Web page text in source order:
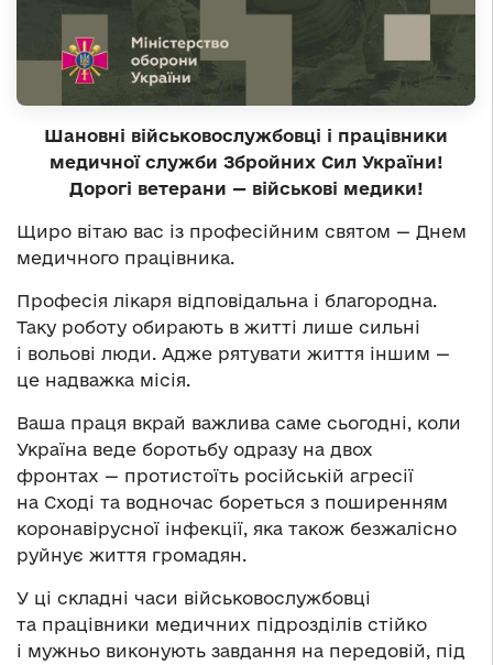
Шановні військовослужбовці і працівники
медичної служби Збройних Сил України!
Дорогі ветерани — військові медики!
Щиро вітаю вас із професійним святом — Днем
медичного працівника.
Професія лікаря відповідальна і благородна.
Таку роботу обирають в житті лише сильні
і вольові люди. Адже рятувати життя іншим —
це надважка місія.
Ваша праця вкрай важлива саме сьогодні, коли
Україна веде боротьбу одразу на двох
фронтах — протистоїть російській агресії
на Сході та водночас бореться з поширенням
коронавірусної інфекції, яка також безжалісно
руйнує життя громадян.
У ці складні часи військовослужбовці
та працівники медичних підрозділів стійко
і мужньо виконують завдання на передовій, під